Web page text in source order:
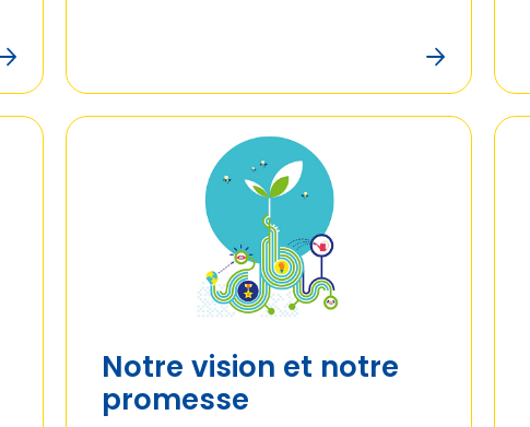
Notre vision et notre
promesse